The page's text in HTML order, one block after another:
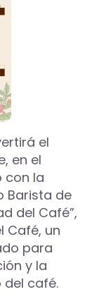
el
en el
con la
Barista de
del Café”,
Café, un
para
y la
del café.